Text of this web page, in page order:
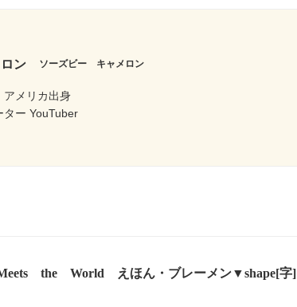
ン ソーズビー キャメロン
アメリカ出身
ター YouTuber
the World えほん・ブレーメン▼shape[字]